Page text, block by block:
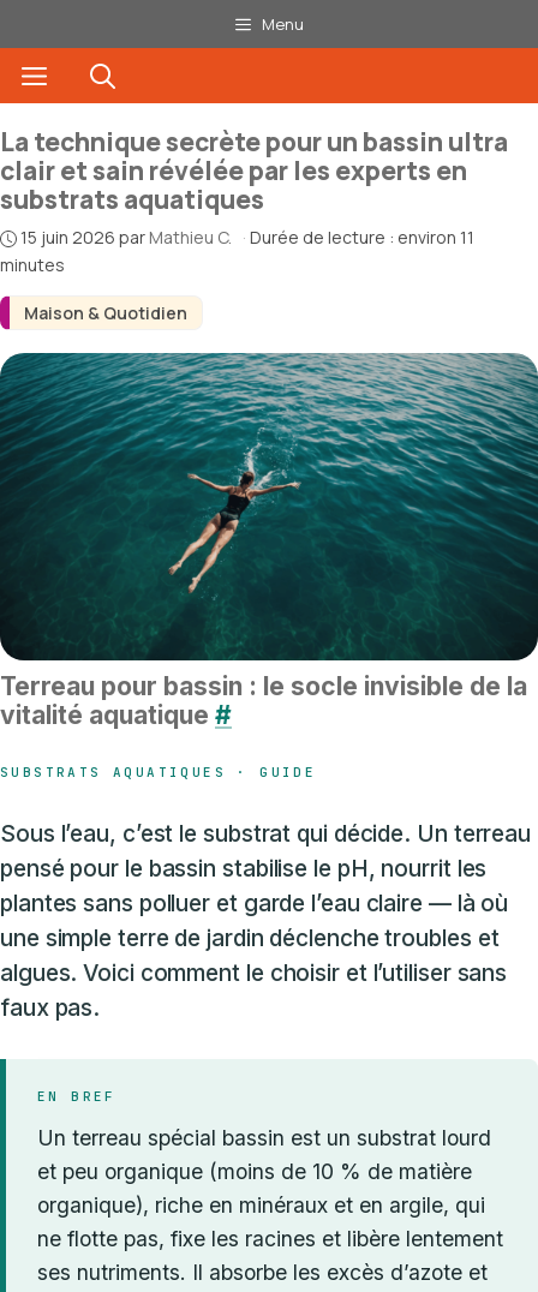
au
contenu
Menu
Menu
Maison & Quotidien
La technique secrète pour un bassin ultra
clair et sain révélée par les experts en
substrats aquatiques
15 juin 2026 par Mathieu C. · Durée de lecture : environ 11
minutes
Terreau pour bassin : le socle invisible de la
vitalité aquatique #
SUBSTRATS AQUATIQUES · GUIDE
Sous l’eau, c’est le substrat qui décide. Un terreau
pensé pour le bassin stabilise le pH, nourrit les
plantes sans polluer et garde l’eau claire — là où
une simple terre de jardin déclenche troubles et
algues. Voici comment le choisir et l’utiliser sans
faux pas.
EN BREF
Un terreau spécial bassin est un substrat lourd
et peu organique (moins de 10 % de matière
organique), riche en minéraux et en argile, qui
ne flotte pas, fixe les racines et libère lentement
ses nutriments. Il absorbe les excès d’azote et